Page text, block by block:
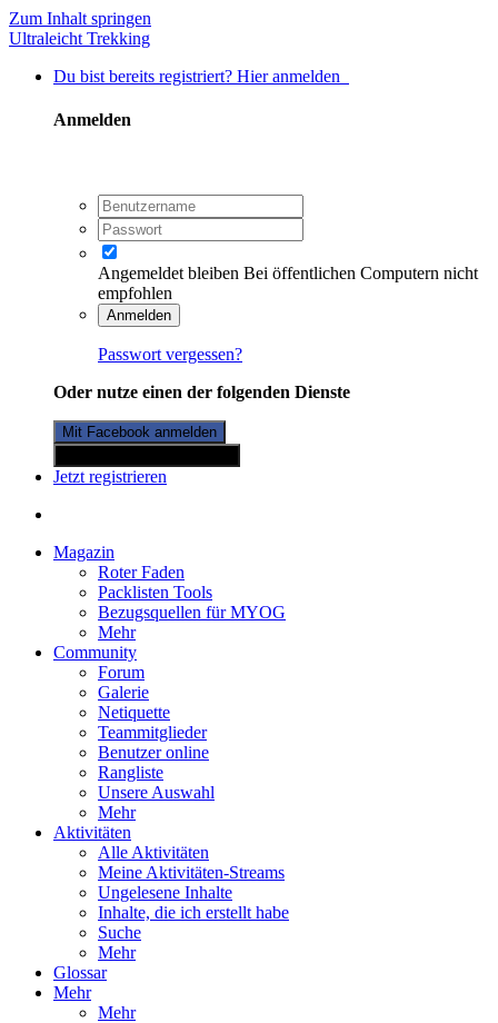
Zum Inhalt springen
Ultraleicht Trekking
Du bist bereits registriert? Hier anmelden
Anmelden
Angemeldet bleiben Bei öffentlichen Computern nicht
empfohlen
Anmelden
Passwort vergessen?
Oder nutze einen der folgenden Dienste
Mit Facebook anmelden
Jetzt registrieren
Magazin
Roter Faden
Packlisten Tools
Bezugsquellen für MYOG
Mehr
Community
Forum
Galerie
Netiquette
Teammitglieder
Benutzer online
Rangliste
Unsere Auswahl
Mehr
Aktivitäten
Alle Aktivitäten
Meine Aktivitäten-Streams
Ungelesene Inhalte
Inhalte, die ich erstellt habe
Suche
Mehr
Glossar
Mehr
Mehr